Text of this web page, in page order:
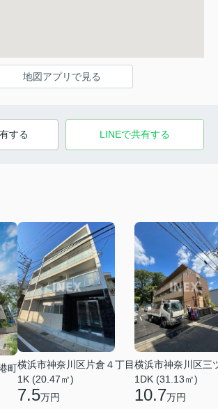
地図アプリで見る
する LINEで共有する
町横浜市神奈川区片倉４丁目
1K (20.47㎡)
7.5万円
横浜市神奈川区三
1DK (31.13㎡)
10.7万円